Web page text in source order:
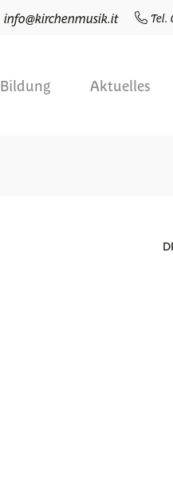
info@kirchenmusik.it Tel.
Bildung Aktuelles